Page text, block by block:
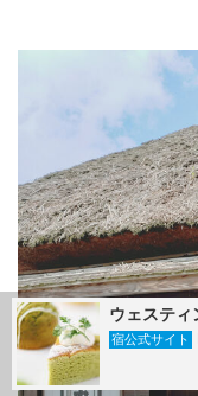
ウェスティ
宿公式サイト